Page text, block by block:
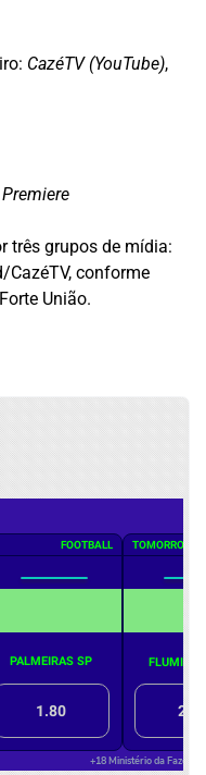
CazéTV (YouTube),
Premiere
três grupos de mídia:
CazéTV, conforme
União.